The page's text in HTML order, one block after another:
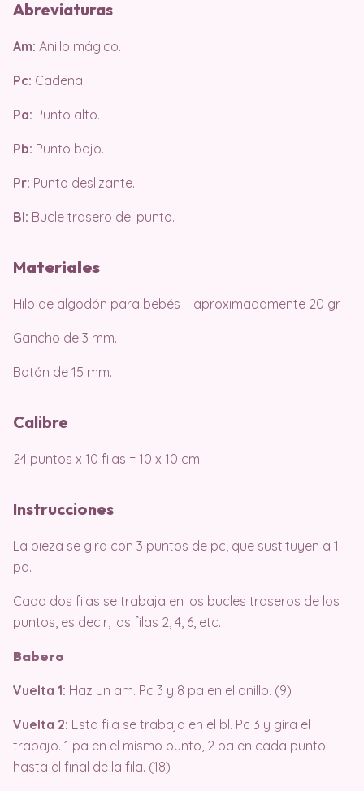
Abreviaturas
Am: Anillo mágico.
Pc: Cadena.
Pa: Punto alto.
Pb: Punto bajo.
Pr: Punto deslizante.
Bl: Bucle trasero del punto.
Materiales
Hilo de algodón para bebés – aproximadamente 20 gr.
Gancho de 3 mm.
Botón de 15 mm.
Calibre
24 puntos x 10 filas = 10 x 10 cm.
Instrucciones
La pieza se gira con 3 puntos de pc, que sustituyen a 1
pa.
Cada dos filas se trabaja en los bucles traseros de los
puntos, es decir, las filas 2, 4, 6, etc.
Babero
Vuelta 1: Haz un am. Pc 3 y 8 pa en el anillo. (9)
Vuelta 2: Esta fila se trabaja en el bl. Pc 3 y gira el
trabajo. 1 pa en el mismo punto, 2 pa en cada punto
hasta el final de la fila. (18)